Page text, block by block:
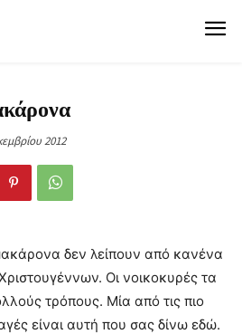
2012
δεν λείπουν από κανένα
Οι νοικοκυρές τα
τρόπους. Μία από τις πιο
είναι αυτή που σας δίνω εδώ.